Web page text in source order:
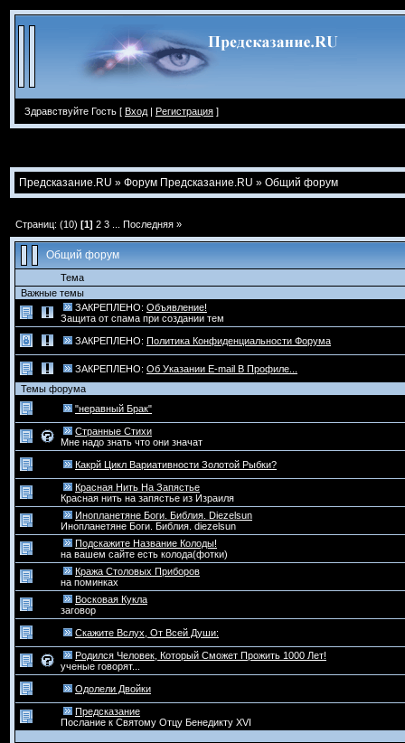
Здравствуйте Гость [ Вход | Регистрация ]
Предсказание.RU » Форум Предсказание.RU » Общий форум
Страниц: (10) [1] 2 3 Последняя »
Общий форум
Тема
Важные темы
ЗАКРЕПЛЕНО: Объявление!
Защита от спама при создании тем
ЗАКРЕПЛЕНО: Политика Конфиденциальности Форума
ЗАКРЕПЛЕНО: Об Указании E-mail В Профиле...
Темы форума
"неравный Брак"
Странные Стихи
Мне надо знать что они значат
Какрй Цикл Вариативности Золотой Рыбки?
Красная Нить На Запястье
Красная нить на запястье из Израиля
Инопланетяне Боги. Библия. Diezelsun
Инопланетяне Боги. Библия. diezelsun
Подскажите Название Колоды!
на вашем сайте есть колода(фотки)
Кража Столовых Приборов
на поминках
Восковая Кукла
заговор
Скажите Вслух, От Всей Души:
Родился Человек, Который Сможет Прожить 1000 Лет!
ученые говорят...
Одолели Двойки
Предсказание
Послание к Святому Отцу Бенедикту XVI